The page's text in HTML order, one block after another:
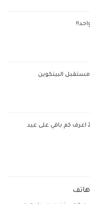
مستقبل البيتكوين
العد التنازلي لعيد الاضحى 2026 اعرف كم باقي على عيد